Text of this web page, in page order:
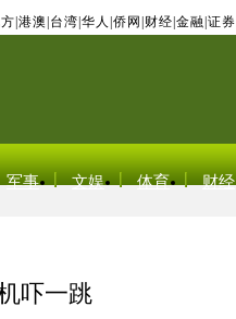
港澳 台湾 华人 侨网 财经 金融 证券
军事 文娱 体育 财经
吓一跳